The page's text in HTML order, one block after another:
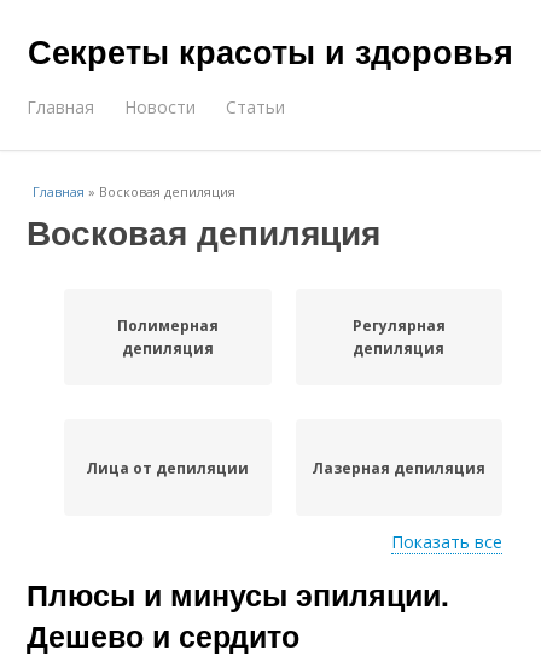
Секреты красоты и здоровья
Главная Новости Статьи
Главная » Восковая депиляция
Восковая депиляция
Полимерная
депиляция
Регулярная
депиляция
Лица от депиляции Лазерная депиляция
Восковая эпиляция Воск для депиляции
Показать все
Плюсы и минусы эпиляции.
Дешево и сердито